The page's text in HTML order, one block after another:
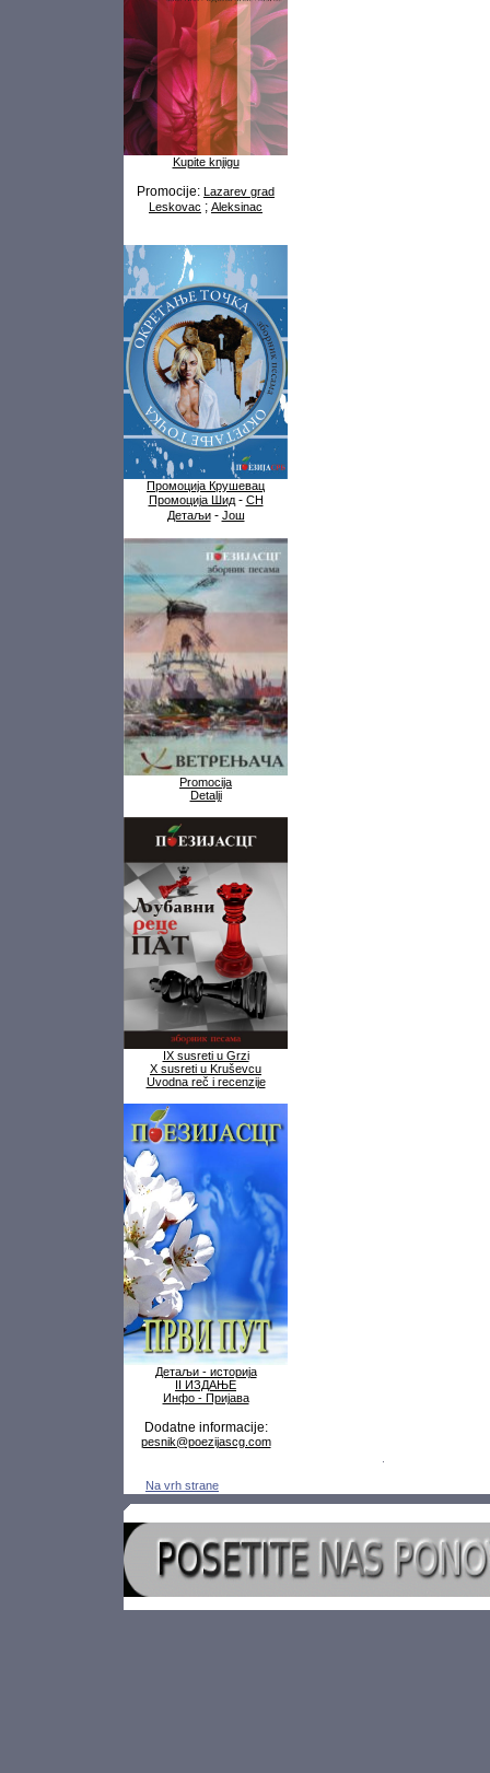
Kupite knjigu
Promocije: Lazarev grad
Leskovac ; Aleksinac
Промоција Крушевац
Промоција Шид- СН
Детаљи- Још
Promocija
Detalji
IX susreti u Grzi
X susreti u Kruševcu
Uvodna reč i recenzije
Детаљи - историја
II ИЗДАЊЕ
Инфо - Пријава
Dodatne informacije:
pesnik@poezijascg.com
Na vrh strane